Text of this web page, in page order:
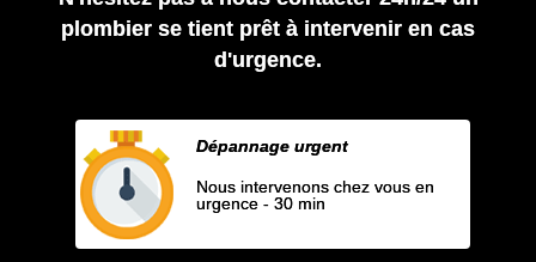
plombier se tient prêt à intervenir en cas
d'urgence.
Dépannage urgent
Nous intervenons chez vous en
urgence - 30 min